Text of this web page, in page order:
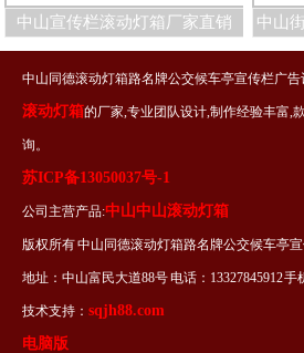
中山宣传栏滚动灯箱厂家直销 中山
中山同德滚动灯箱路名牌公交候车亭宣传栏广
滚动灯箱的厂家,专业团队设计,制作经验丰富,
询。
苏ICP备13050037号-1
公司主营产品:中山中山滚动灯箱
版权所有 中山同德滚动灯箱路名牌公交候车亭
地址：中山富民大道88号 电话：13327845912 手
技术支持： sqjh88.com
电脑版